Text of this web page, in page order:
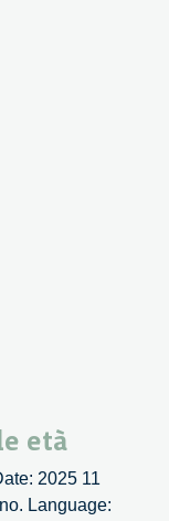
età
2025 11
Language: